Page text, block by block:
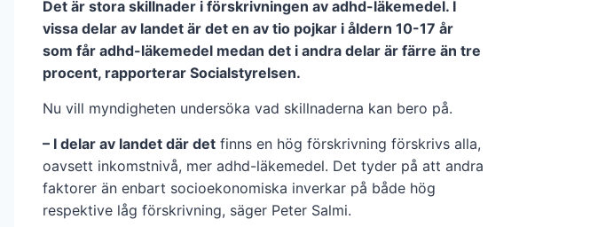
Det är stora skillnader i förskrivningen av adhd-läkemedel. I
vissa delar av landet är det en av tio pojkar i åldern 10-17 år
som får adhd-läkemedel medan det i andra delar är färre än tre
procent, rapporterar Socialstyrelsen.
Nu vill myndigheten undersöka vad skillnaderna kan bero på.
– I delar av landet där det finns en hög förskrivning förskrivs alla,
oavsett inkomstnivå, mer adhd-läkemedel. Det tyder på att andra
faktorer än enbart socioekonomiska inverkar på både hög
respektive låg förskrivning, säger Peter Salmi.